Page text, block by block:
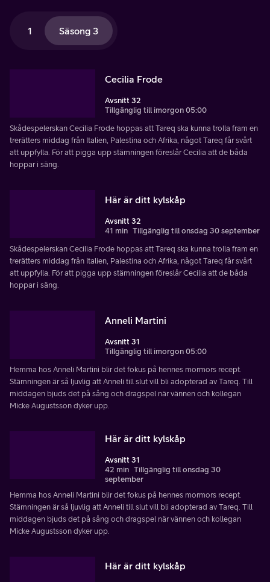
1 Säsong 3
Cecilia Frode
Avsnitt 32
Tillgänglig till imorgon 05:00
Skådespelerskan Cecilia Frode hoppas att Tareq ska kunna trolla fram en
trerätters middag från Italien, Palestina och Afrika, något Tareq får svårt
att uppfylla. För att pigga upp stämningen föreslår Cecilia att de båda
hoppar i säng.
Här är ditt kylskåp
Avsnitt 32
41 min Tillgänglig till onsdag 30 september
Skådespelerskan Cecilia Frode hoppas att Tareq ska kunna trolla fram en
trerätters middag från Italien, Palestina och Afrika, något Tareq får svårt
att uppfylla. För att pigga upp stämningen föreslår Cecilia att de båda
hoppar i säng.
Anneli Martini
Avsnitt 31
Tillgänglig till imorgon 05:00
Hemma hos Anneli Martini blir det fokus på hennes mormors recept.
Stämningen är så ljuvlig att Anneli till slut vill bli adopterad av Tareq. Till
middagen bjuds det på sång och dragspel när vännen och kollegan
Micke Augustsson dyker upp.
Här är ditt kylskåp
Avsnitt 31
42 min Tillgänglig till onsdag 30
september
Hemma hos Anneli Martini blir det fokus på hennes mormors recept.
Stämningen är så ljuvlig att Anneli till slut vill bli adopterad av Tareq. Till
middagen bjuds det på sång och dragspel när vännen och kollegan
Micke Augustsson dyker upp.
Här är ditt kylskåp